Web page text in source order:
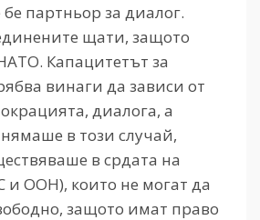
партньор за диалог.
щати, защото
Капацитетът за
винаги да зависи от
диалога, а
в този случай,
в срдата на
и ООН), които не могат да
защото имат право